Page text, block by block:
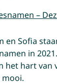
–
en Sofia
in
het hart van